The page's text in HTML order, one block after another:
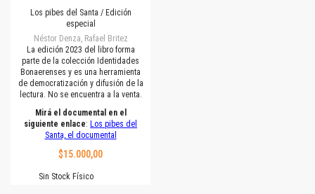
Los pibes del Santa / Edición
especial
Néstor Denza, Rafael Britez
La edición 2023 del libro forma
parte de la colección Identidades
Bonaerenses y es una herramienta
de democratización y difusión de la
lectura. No se encuentra a la venta.
Mirá el documental en el
siguiente enlace: Los pibes del
Santa, el documental
$15.000,00
Sin Stock Físico